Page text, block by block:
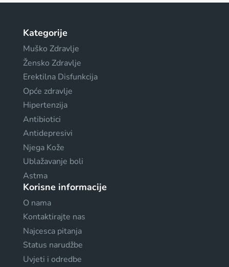
Kategorije
Muško Zdravlje
Žensko Zdravlje
Erektilna Disfunkcija
Opće zdravlje
Hipertenzija
Antibiotici
Antidepresivi
Njega Kože
Ublažavanje boli
Astma
Korisne informacije
O nama
Kontaktirajte nas
Najcesca pitanja
Status narudžbe
Uvjeti i odredbe